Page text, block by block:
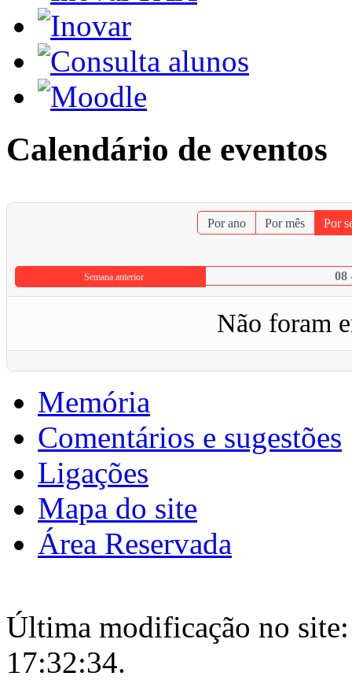
Calendário de eventos
Por ano Por mês Por
Semana anterior 08
Não foram
Memória
Comentários e sugestões
Ligações
Mapa do site
Área Reservada
Última modificação no
17:32:34.